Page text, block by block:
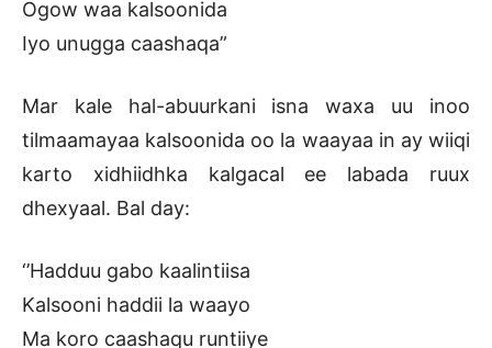
Ogow waa kalsoonida
Iyo unugga caashaqa”
Mar kale hal-abuurkani isna waxa uu inoo
tilmaamayaa kalsoonida oo la waayaa in ay wiiqi
karto xidhiidhka kalgacal ee labada ruux
dhexyaal. Bal day:
‘’Hadduu gabo kaalintiisa
Kalsooni haddii la waayo
Ma koro caashaqu runtiiye